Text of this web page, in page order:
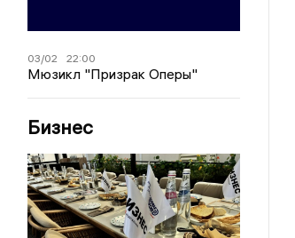
03/02 22:00
Мюзикл "Призрак Оперы"
Бизнес